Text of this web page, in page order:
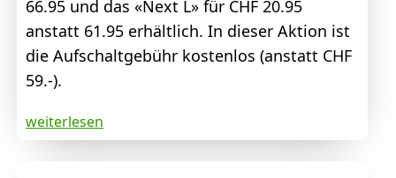
66.95 und das «Next L» für CHF 20.95
anstatt 61.95 erhältlich. In dieser Aktion ist
die Aufschaltgebühr kostenlos (anstatt CHF
59.-).
weiterlesen